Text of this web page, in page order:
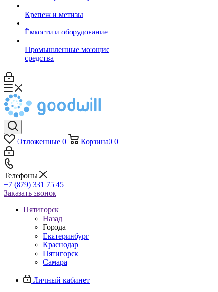
Крепеж и метизы
Ёмкости и оборудование
Промышленные моющие
средства
Отложенные 0 Корзина0 0
Телефоны
+7 (879) 331 75 45
Заказать звонок
Пятигорск
Назад
Города
Екатеринбург
Краснодар
Пятигорск
Самара
Личный кабинет